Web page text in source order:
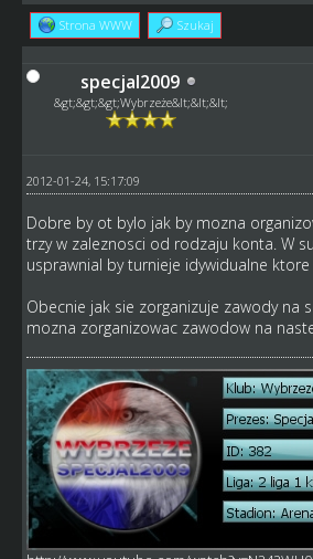
Strona WWW Szukaj
specjal2009
&gt;&gt;&gt;Wybrzeże&lt;&lt;&lt;
2012-01-24, 15:17:09
Dobre by ot bylo jak by mozna
trzy w zaleznosci od rodzaju konta. W
usprawnial by turnieje idywidualne
Obecnie jak sie zorganizuje zawody na
mozna zorganizowac zawodow na